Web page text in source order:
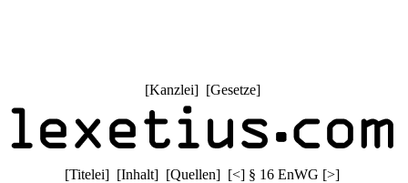
[Kanzlei] [Gesetze]
[Titelei] [Inhalt] [Quellen] [<] § 16 EnWG [>]